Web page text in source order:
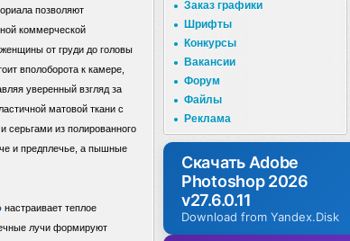
позволяют
коммерческой
от груди до головы
вполоборота к камере,
уверенный взгляд за
матовой ткани с
из полированного
и предплечье, а пышные
настраивает теплое
лучи формируют
Заказ графики
Шрифты
Конкурсы
Вакансии
Форум
Файлы
Реклама
Скачать Adobe
Photoshop 2026
v27.6.0.11
Download from Yandex.Disk